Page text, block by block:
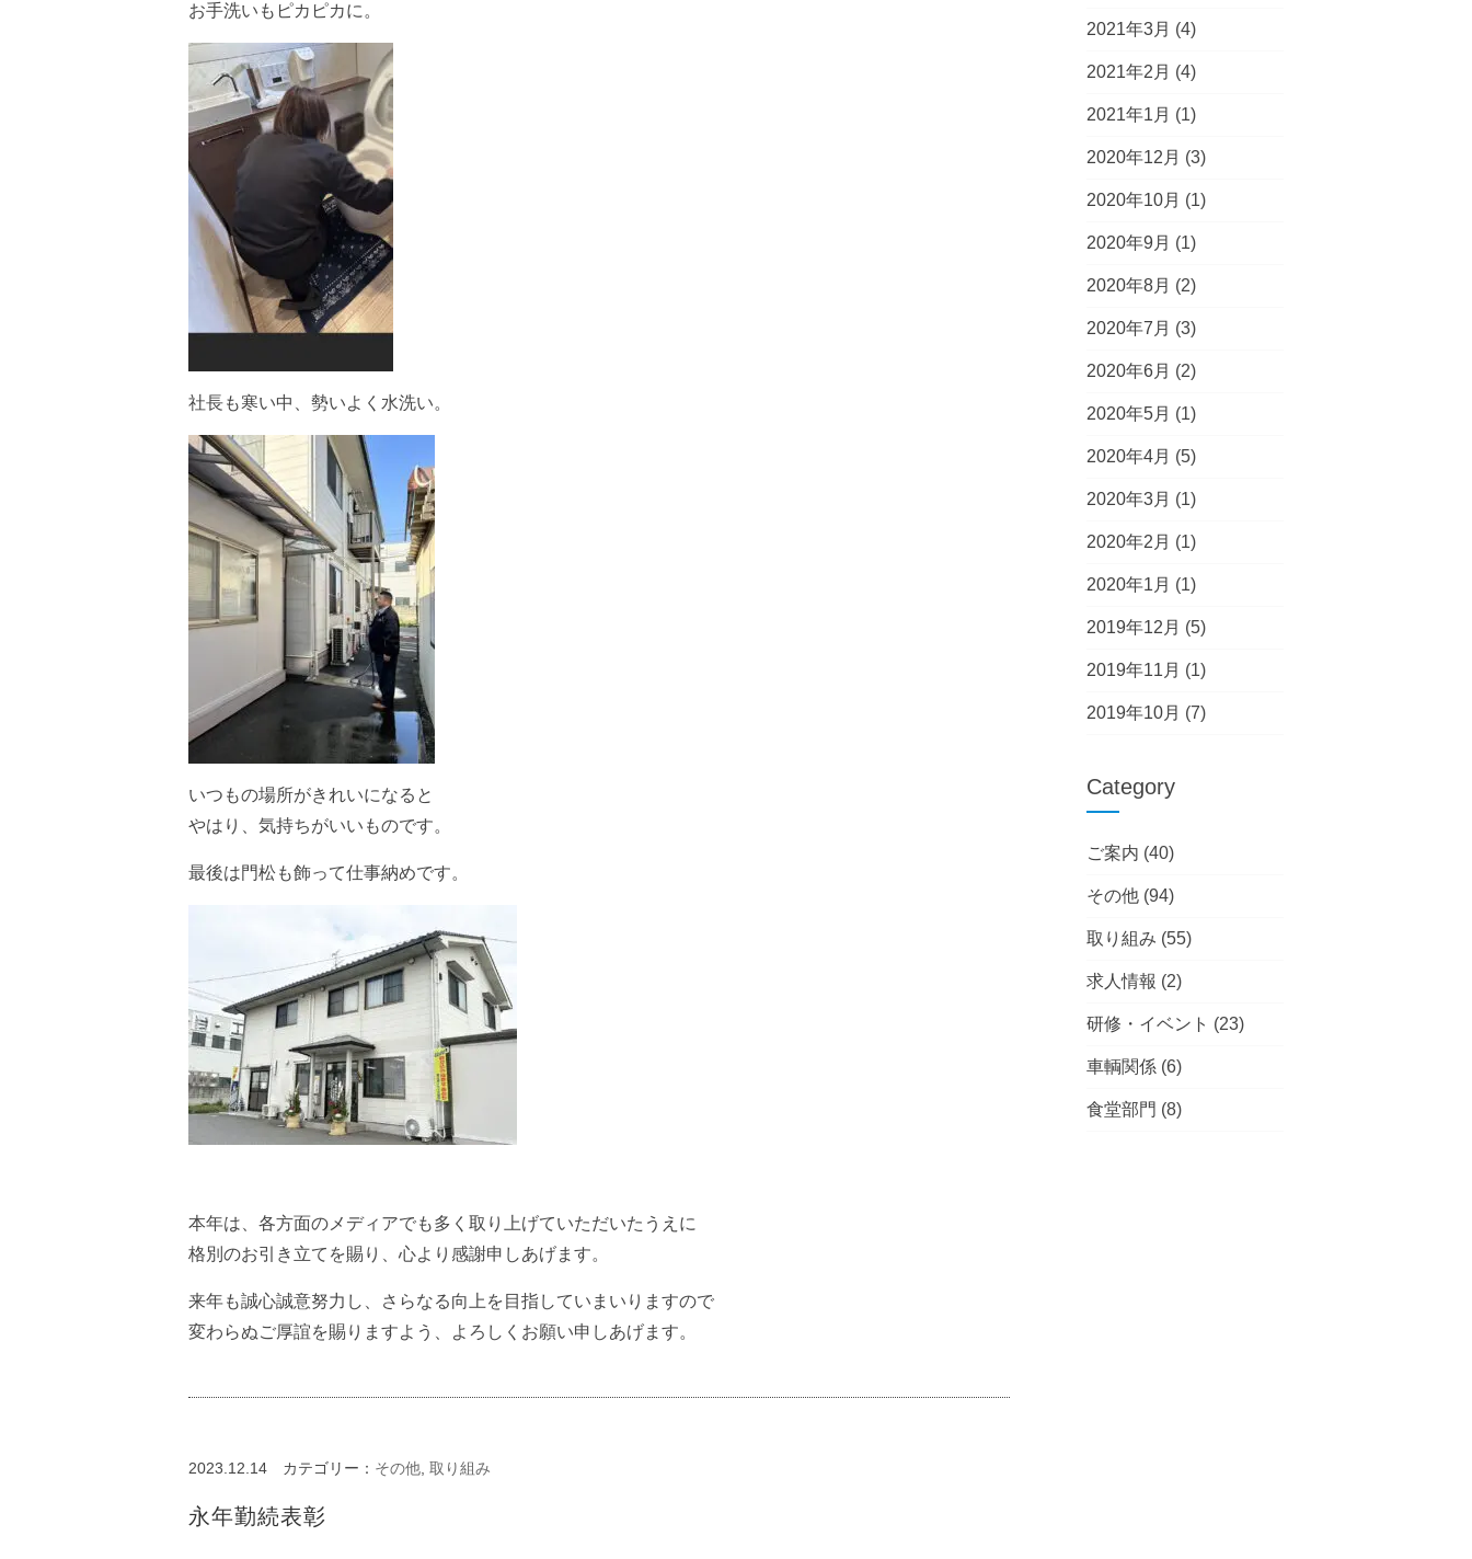
お手洗いもピカピカに。
社長も寒い中、勢いよく水洗い。
いつもの場所がきれいになると
やはり、気持ちがいいものです。
最後は門松も飾って仕事納めです。
本年は、各方面のメディアでも多く取り上げていただいたうえに
格別のお引き立てを賜り、心より感謝申しあげます。
来年も誠心誠意努力し、さらなる向上を目指していまいりますので
変わらぬご厚誼を賜りますよう、よろしくお願い申しあげます。
2023.12.14 カテゴリー： その他 取り組み
永年勤続表彰
2021年3月 (4)
2021年2月 (4)
2021年1月 (1)
2020年12月 (3)
2020年10月 (1)
2020年9月 (1)
2020年8月 (2)
2020年7月 (3)
2020年6月 (2)
2020年5月 (1)
2020年4月 (5)
2020年3月 (1)
2020年2月 (1)
2020年1月 (1)
2019年12月 (5)
2019年11月 (1)
2019年10月 (7)
Category
ご案内 (40)
その他 (94)
取り組み (55)
求人情報 (2)
研修・イベント (23)
車輌関係 (6)
食堂部門 (8)